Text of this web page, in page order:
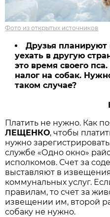
Фото из открытых источников
Друзья планируют
уехать в другую
это время своего
налог на собак.
таком случае?
Платить не нужно. Как
ЛЕЩЕНКО, чтобы
нужно
службе «Одно окно»
исполкомов. Счет за
выставляют в
коммунальных услуг.
правилам, то счет за
извещении им, второй
собаку не нужно.